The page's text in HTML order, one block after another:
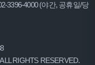
3396-4000 (야간, 공휴일/당
RIGHTS RESERVED.